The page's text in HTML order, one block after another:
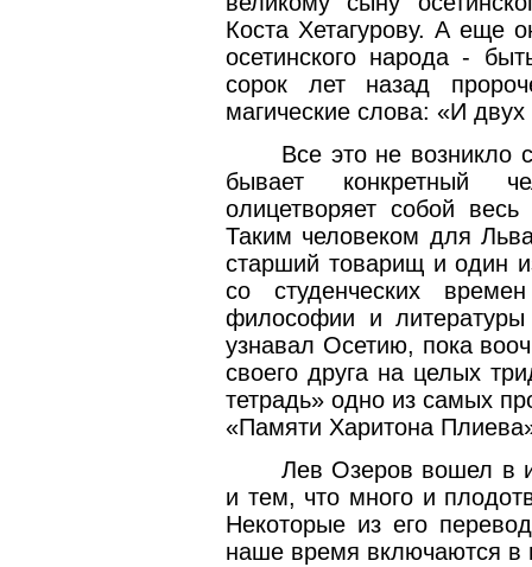
Коста Хетагурову. А еще
осетинского народа -
сорок лет назад
магические слова: «И
Все это не возникло
бывает конкретный
олицетворяет собой
Таким человеком для
старший товарищ и один
со студенческих
философии и
узнавал Осетию, пока
своего друга на целых
тетрадь» одно из самых
«Памяти Харитона
Лев Озеров вошел в
и тем, что много и
Некоторые из его
наше время включаются в